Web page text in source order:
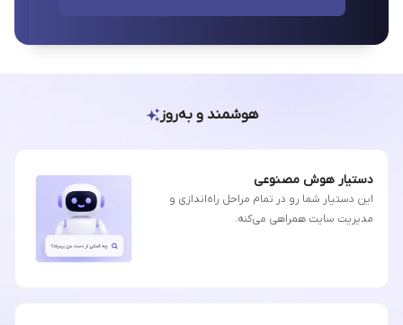
هوشمند و به‌روز
دستیار هوش مصنوعی
این دستیار شما رو در تمام مراحل راه‌اندازی و
مدیریت سایت همراهی می‌کنه.